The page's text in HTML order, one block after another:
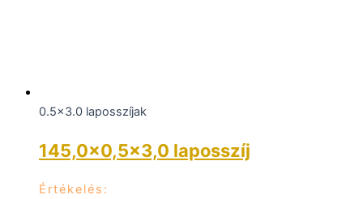
0.5x3.0 laposszíjak
145,0×0,5×3,0 laposszíj
Értékelés: